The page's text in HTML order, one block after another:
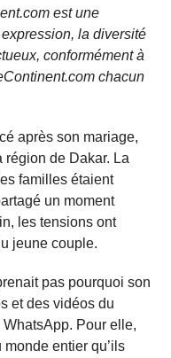
est une
la diversité
conformément à
chacun
après son mariage,
de Dakar. La
familles étaient
un moment
les tensions ont
jeune couple.
pas pourquoi son
et des vidéos du
Pour elle,
monde entier qu’ils